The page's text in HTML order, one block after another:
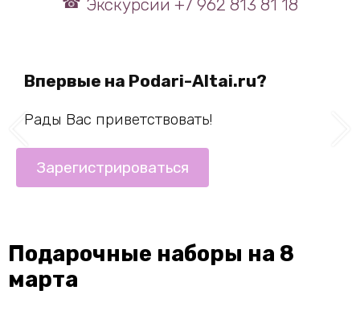
Экскурсии +7 962 813 81 18
Впервые на Podari-Altai.ru?
Рады Вас приветствовать!
Зарегистрироваться
Подарочные наборы на 8
марта